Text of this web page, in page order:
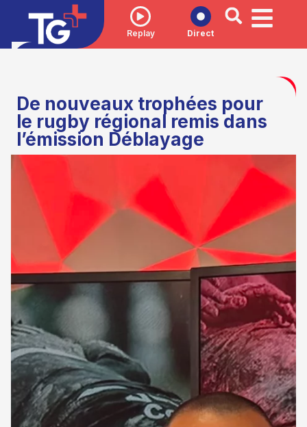
Replay Direct
De nouveaux trophées pour
le rugby régional remis dans
l’émission Déblayage